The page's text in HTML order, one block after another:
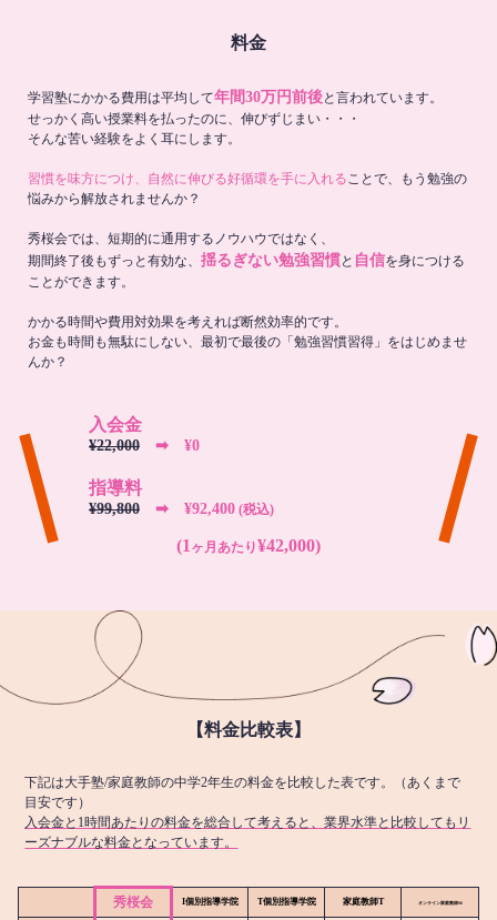
料金
学習塾にかかる費用は平均して年間30万円前後と言われています。
せっかく高い授業料を払ったのに、伸びずじまい・・・
そんな苦い経験をよく耳にします。
習慣を味方につけ、自然に伸びる好循環を手に入れる ことで、もう勉強の
悩みから解放されませんか？
秀桜会では、短期的に通用するノウハウではなく、
期間終了後もずっと有効な、 揺るぎない勉強習慣と 自信を身につける
ことができます。
かかる時間や費用対効果を考えれば断然効率的です。
お金も時間も無駄にしない、最初で最後の「勉強習慣習得」をはじめませ
んか？
入会金
¥22,000 ➡︎ ¥0
指導料
¥99,800 ➡︎ ¥92,400 (税込)
(1 ヶ月あたり¥42,000)
【料金比較表】
下記は大手塾/家庭教師の中学2年生の料金を比較した表です。（あくまで
目安です）
入会金と1時間あたりの料金を総合して考えると、業界水準と比較してもリ
ーズナブルな料金となっています。
秀桜会 I個別指導学院 T個別指導学院 家庭教師T オンライン家庭教師M